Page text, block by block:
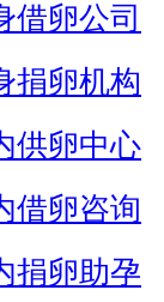
借卵公司
捐卵机构
供卵中心
借卵咨询
捐卵助孕